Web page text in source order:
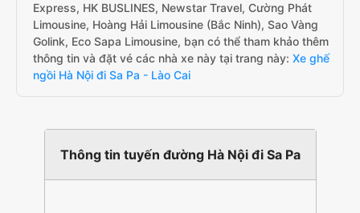
Express, HK BUSLINES, Newstar Travel, Cường Phát
Limousine, Hoàng Hải Limousine (Bắc Ninh), Sao Vàng
Golink, Eco Sapa Limousine, bạn có thể tham khảo thêm
thông tin và đặt vé các nhà xe này tại trang này: Xe ghế
ngồi Hà Nội đi Sa Pa - Lào Cai
Thông tin tuyến đường Hà Nội đi Sa Pa